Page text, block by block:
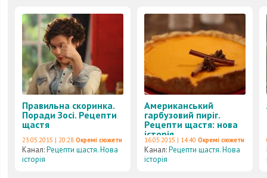
Правильна скоринка.
Поради Зосі. Рецепти
щастя
23.05.2015 | 20:28 Окремі сюжети
Канал:Рецепти щастя. Нова
історія
Американський
гарбузовий пиріг.
Рецепти щастя: нова
історія.
16.05.2015 | 14:40 Окремі сюжети
Канал:Рецепти щастя. Нова
історія